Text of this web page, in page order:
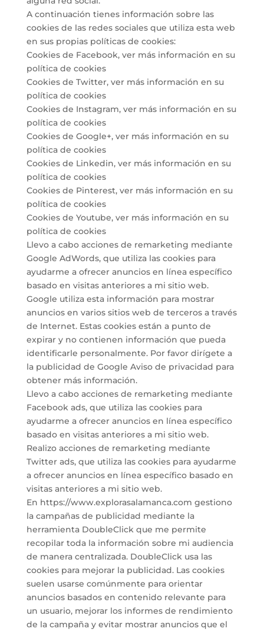
A continuación tienes información sobre las
cookies de las redes sociales que utiliza esta web
en sus propias políticas de cookies:
Cookies de Facebook, ver más información en su
política de cookies
Cookies de Twitter, ver más información en su
política de cookies
Cookies de Instagram, ver más información en su
política de cookies
Cookies de Google+, ver más información en su
política de cookies
Cookies de Linkedin, ver más información en su
política de cookies
Cookies de Pinterest, ver más información en su
política de cookies
Cookies de Youtube, ver más información en su
política de cookies
Llevo a cabo acciones de remarketing mediante
Google AdWords, que utiliza las cookies para
ayudarme a ofrecer anuncios en línea específico
basado en visitas anteriores a mi sitio web.
Google utiliza esta información para mostrar
anuncios en varios sitios web de terceros a través
de Internet. Estas cookies están a punto de
expirar y no contienen información que pueda
identificarle personalmente. Por favor dirígete a
la publicidad de Google Aviso de privacidad para
obtener más información.
Llevo a cabo acciones de remarketing mediante
Facebook ads, que utiliza las cookies para
ayudarme a ofrecer anuncios en línea específico
basado en visitas anteriores a mi sitio web.
Realizo acciones de remarketing mediante
Twitter ads, que utiliza las cookies para ayudarme
a ofrecer anuncios en línea específico basado en
visitas anteriores a mi sitio web.
En https://www.explorasalamanca.com gestiono
la campañas de publicidad mediante la
herramienta DoubleClick que me permite
recopilar toda la información sobre mi audiencia
de manera centralizada. DoubleClick usa las
cookies para mejorar la publicidad. Las cookies
suelen usarse comúnmente para orientar
anuncios basados en contenido relevante para
un usuario, mejorar los informes de rendimiento
de la campaña y evitar mostrar anuncios que el